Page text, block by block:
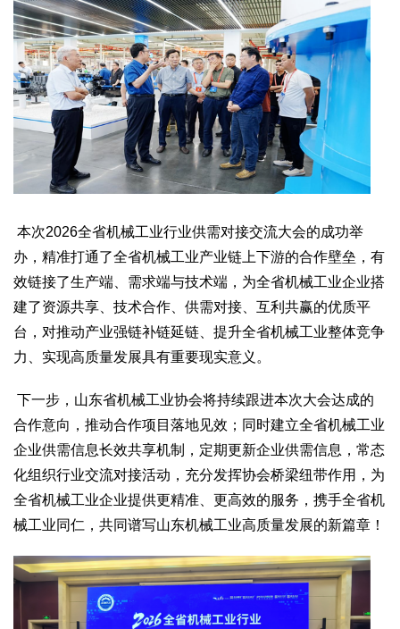
本次2026全省机械工业行业供需对接交流大会的成功举
办，精准打通了全省机械工业产业链上下游的合作壁垒，有
效链接了生产端、需求端与技术端，为全省机械工业企业搭
建了资源共享、技术合作、供需对接、互利共赢的优质平
台，对推动产业强链补链延链、提升全省机械工业整体竞争
力、实现高质量发展具有重要现实意义。
下一步，山东省机械工业协会将持续跟进本次大会达成的
合作意向，推动合作项目落地见效；同时建立全省机械工业
企业供需信息长效共享机制，定期更新企业供需信息，常态
化组织行业交流对接活动，充分发挥协会桥梁纽带作用，为
全省机械工业企业提供更精准、更高效的服务，携手全省机
械工业同仁，共同谱写山东机械工业高质量发展的新篇章！